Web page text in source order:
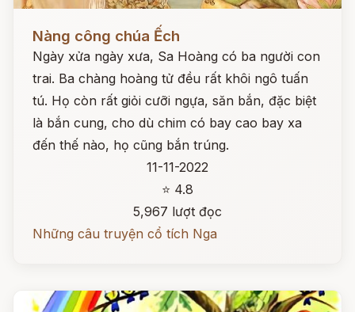
Nàng công chúa Ếch
Ngày xửa ngày xưa, Sa Hoàng có ba người con
trai. Ba chàng hoàng tử đều rất khôi ngô tuấn
tú. Họ còn rất giỏi cưỡi ngựa, săn bắn, đặc biệt
là bắn cung, cho dù chim có bay cao bay xa
đến thế nào, họ cũng bắn trúng.
11-11-2022
⭐ 4.8
5,967 lượt đọc
Những câu truyện cổ tích Nga